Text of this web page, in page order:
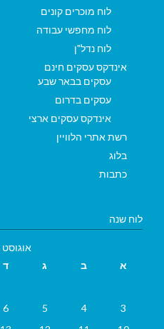
לוח מוכרים קונים
לוח מחפשי עבודה
לוח נדל"ן
אינדקס עסקים חינם
עסקים בבאר שבע
עסקים בדרום
אינדקס עסקים ארצי
רשת אתרי הלוויין
בלוג
כתבות
לוח שנה
אוגוסט 2026
א
ב ג ד
3
4
5
6